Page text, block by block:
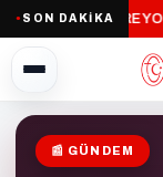
● SON DAKİKA
"FATSA ÇEVRE
📰 GÜNDEM